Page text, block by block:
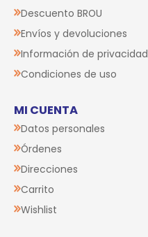
Descuento BROU
Envíos y devoluciones
Información de privacidad
Condiciones de uso
MI CUENTA
Datos personales
Órdenes
Direcciones
Carrito
Wishlist